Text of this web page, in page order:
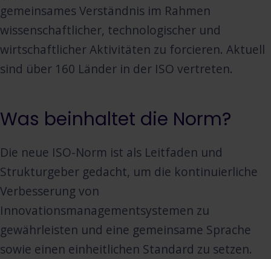
gemeinsames Verständnis im Rahmen
wissenschaftlicher, technologischer und
wirtschaftlicher Aktivitäten zu forcieren. Aktuell
sind über 160 Länder in der ISO vertreten.
Was beinhaltet die Norm?
Die neue ISO-Norm ist als Leitfaden und
Strukturgeber gedacht, um die kontinuierliche
Verbesserung von
Innovationsmanagementsystemen zu
gewährleisten und eine gemeinsame Sprache
sowie einen einheitlichen Standard zu setzen.